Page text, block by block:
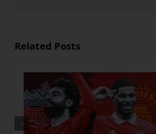
Related Posts
ထိထိရောက်ရောက် ဗိုက်ခေါက်